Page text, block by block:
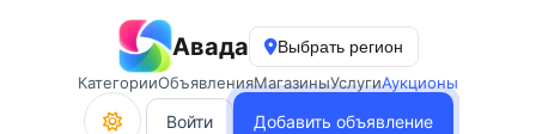
Авада
Выбрать регион
КатегорииОбъявленияМагазиныУслугиАукционы
Войти Добавить объявление